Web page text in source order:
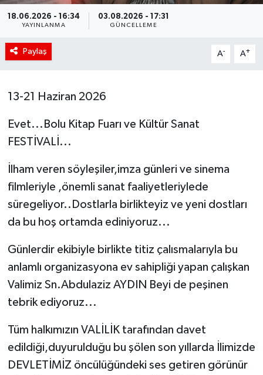
18.06.2026 - 16:34
YAYINLANMA
03.08.2026 - 17:31
GÜNCELLEME
Paylaş A- A+
13-21 Haziran 2026
Evet...Bolu Kitap Fuarı ve Kültür Sanat
FESTİVALİ...
İlham veren söyleşiler,imza günleri ve sinema
filmleriyle ,önemli sanat faaliyetleriylede
süregeliyor..Dostlarla birlikteyiz ve yeni dostları
da bu hoş ortamda ediniyoruz...
Günlerdir ekibiyle birlikte titiz çalısmalarıyla bu
anlamlı organizasyona ev sahipliği yapan çalışkan
Valimiz Sn.Abdulaziz AYDIN Beyi de peşinen
tebrik ediyoruz...
Tüm halkımızın VALİLİK tarafından davet
edildiği,duyurulduğu bu şölen son yıllarda İlimizde
DEVLETİMİZ öncülüğündeki ses getiren görünür